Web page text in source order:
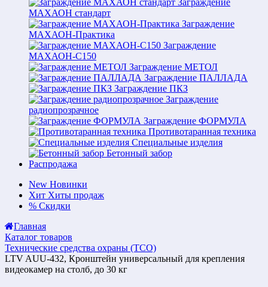
Заграждение
МАХАОН стандарт
Заграждение
МАХАОН-Практика
Заграждение
МАХАОН-С150
Заграждение МЕТОЛ
Заграждение ПАЛЛАДА
Заграждение ПКЗ
Заграждение
радиопрозрачное
Заграждение ФОРМУЛА
Противотаранная техника
Специальные изделия
Бетонный забор
Распродажа
New Новинки
Хит Хиты продаж
% Скидки
Главная
Каталог товаров
Технические средства охраны (ТСО)
LTV AUU-432, Кронштейн универсальный для крепления
видеокамер на столб, до 30 кг